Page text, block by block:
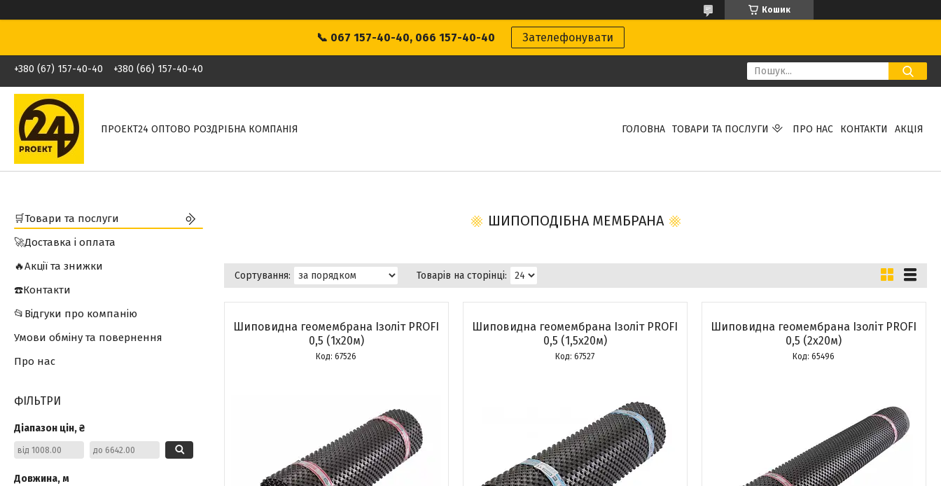
Кошик
📞 067 157-40-40, 066 157-40-40 Зателефонувати
+380 (67) 157-40-40 +380 (66) 157-40-40
ПРОЕКТ24 ОПТОВО РОЗДРІБНА КОМПАНІЯ ГОЛОВНА ТОВАРИ ТА ПОСЛУГИ ПРО НАС КОНТАКТИ АКЦІЯ
ШИПОПОДІБНА МЕМБРАНА
Шиповидна геомембрана Ізоліт PROFI
0,5 (1х20м)
67526
Шиповидна геомембрана Ізоліт PROFI
0,5 (1,5х20м)
67527
Шиповидна геомембрана Ізоліт PROFI
0,5 (2х20м)
65496
🛒Товари та послуги
🚀Доставка і оплата
🔥Акції та знижки
☎️Контакти
📂Відгуки про компанію
Умови обміну та повернення
Про нас
ФІЛЬТРИ
Діапазон цін, ₴
Довжина, м